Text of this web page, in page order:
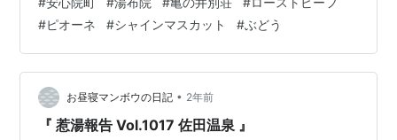
到着。 ワシは、ピオーネと初めて目にした高墨を購入。
横でお母ちゃん、お裾分けも含めシャインマスカットや
らなんやらまた爆買い。 そげこげしよったら、お腹が催
促。 市場の前に " 由布院 その田 " 、お昼はここで決ま
り！ 引き戸を開け奥へ進む、小洒落れたお店にちょいと
気後れ…
#ピオーネ #シャインマスカット #ぶどう
お昼寝マンボウの日記 • 2年前
『 惹湯報告 Vol.1017 佐田温泉 』